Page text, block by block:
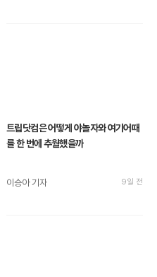
트립닷컴은 어떻게 야놀자와 여기어때
를 한 번에 추월했을까
이승아 기자 9일 전